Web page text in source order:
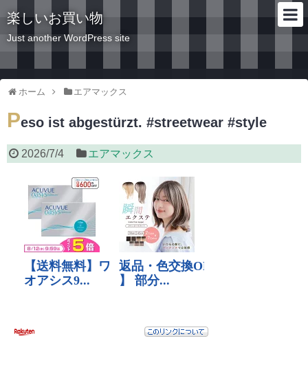
楽しいお買い物
Just another WordPress site
ホーム エアマックス
Peso ist abgestürzt. #streetwear #style
2026/7/4 エアマックス